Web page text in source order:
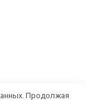
Продолжая